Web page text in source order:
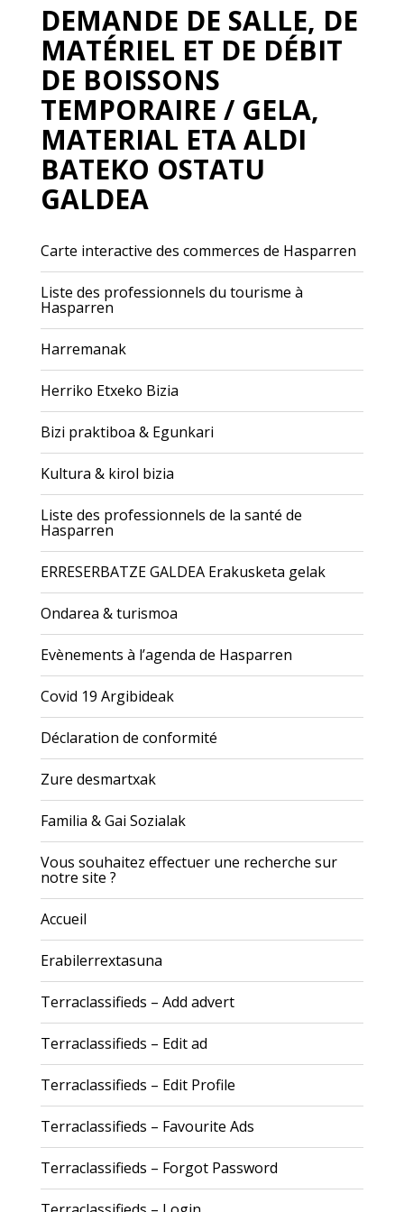
DEMANDE DE SALLE, DE
MATÉRIEL ET DE DÉBIT
DE BOISSONS
TEMPORAIRE / GELA,
MATERIAL ETA ALDI
BATEKO OSTATU
GALDEA
Carte interactive des commerces de Hasparren
Liste des professionnels du tourisme à
Hasparren
Harremanak
Herriko Etxeko Bizia
Bizi praktiboa & Egunkari
Kultura & kirol bizia
Liste des professionnels de la santé de
Hasparren
ERRESERBATZE GALDEA Erakusketa gelak
Ondarea & turismoa
Evènements à l’agenda de Hasparren
Covid 19 Argibideak
Déclaration de conformité
Zure desmartxak
Familia & Gai Sozialak
Vous souhaitez effectuer une recherche sur
notre site ?
Accueil
Erabilerrextasuna
Terraclassifieds – Add advert
Terraclassifieds – Edit ad
Terraclassifieds – Edit Profile
Terraclassifieds – Favourite Ads
Terraclassifieds – Forgot Password